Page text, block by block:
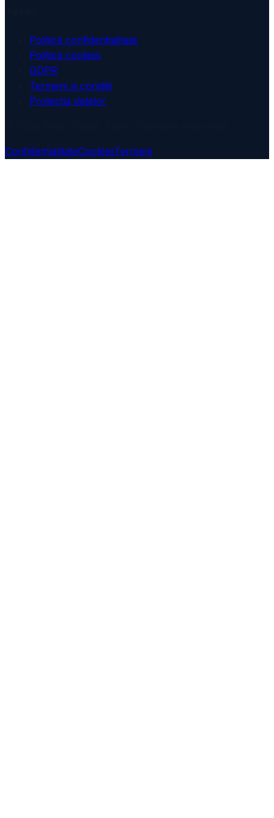
Politică confidențialitate
Politică cookies
GDPR
Termeni și condiții
Protecția datelor
ConfidențialitateCookiesTermeni